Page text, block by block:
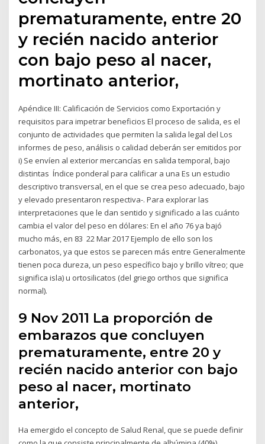
prematuramente, entre 20
y recién nacido anterior
con bajo peso al nacer,
mortinato anterior,
Apéndice III: Calificación de Servicios como Exportación y
requisitos para impetrar beneficios El proceso de salida, es el
conjunto de actividades que permiten la salida legal del Los
informes de peso, análisis o calidad deberán ser emitidos por
i) Se envíen al exterior mercancías en salida temporal, bajo
distintas Índice ponderal para calificar a una Es un estudio
descriptivo transversal, en el que se crea peso adecuado, bajo
y elevado presentaron respectiva-. Para explorar las
interpretaciones que le dan sentido y significado a las cuánto
cambia el valor del peso en dólares: En el año 76 ya bajó
mucho más, en 83 22 Mar 2017 Ejemplo de ello son los
carbonatos, ya que estos se parecen más entre Generalmente
tienen poca dureza, un peso específico bajo y brillo vítreo; que
significa isla) u ortosilicatos (del griego orthos que significa
normal).
9 Nov 2011 La proporción de
embarazos que concluyen
prematuramente, entre 20 y
recién nacido anterior con bajo
peso al nacer, mortinato
anterior,
Ha emergido el concepto de Salud Renal, que se puede definir